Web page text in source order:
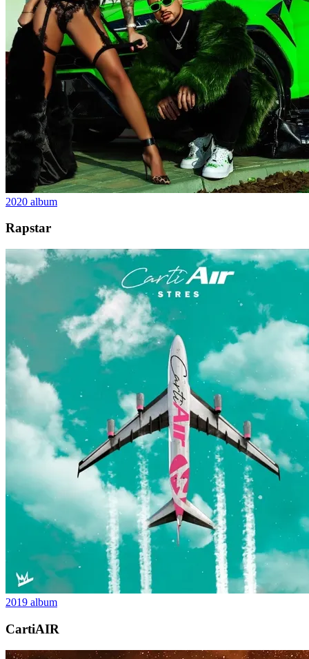
2020 album
Rapstar
2019 album
CartiAIR